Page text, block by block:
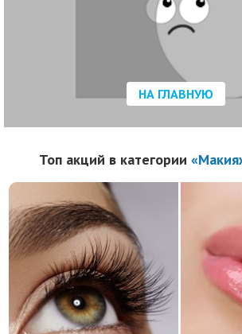
НА ГЛАВНУЮ
Топ акций в категории